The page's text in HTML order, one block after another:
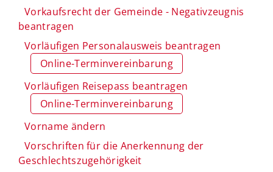
Vorkaufsrecht der Gemeinde - Negativzeugnis
beantragen
Vorläufigen Personalausweis beantragen
Online-Terminvereinbarung
Vorläufigen Reisepass beantragen
Online-Terminvereinbarung
Vorname ändern
Vorschriften für die Anerkennung der
Geschlechtszugehörigkeit